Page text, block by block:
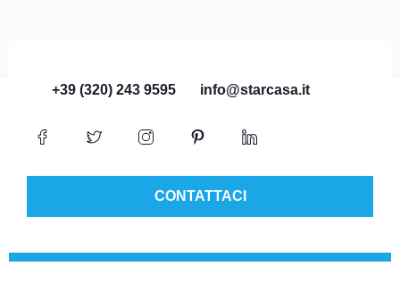
+39 (320) 243 9595 info@starcasa.it
CONTATTACI